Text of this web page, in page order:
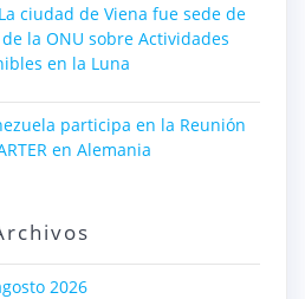
La ciudad de Viena fue sede de
la ONU sobre Actividades
en la Luna
participa en la Reunión
en Alemania
2026